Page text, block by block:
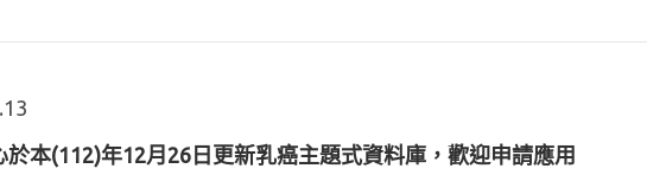
於本(112)年12月26日更新乳癌主題式資料庫，歡迎申請應用